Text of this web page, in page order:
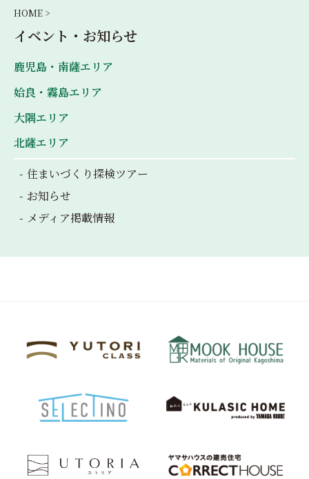
HOME >
イベント・お知らせ
鹿児島・南薩エリア
姶良・霧島エリア
大隅エリア
北薩エリア
住まいづくり探検ツアー
お知らせ
メディア掲載情報